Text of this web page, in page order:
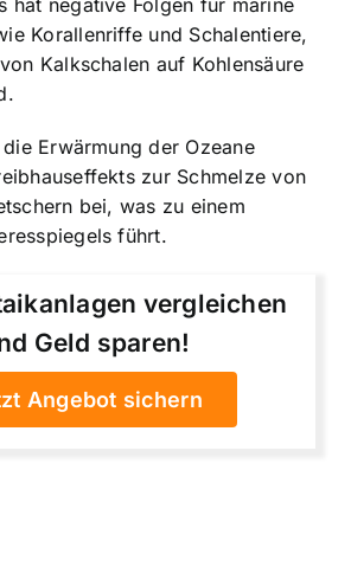
hat negative Folgen für marine
Korallenriffe und Schalentiere,
Kalkschalen auf Kohlensäure
Erwärmung der Ozeane
zur Schmelze von
bei, was zu einem
führt.
vergleichen
Geld sparen!
Angebot sichern